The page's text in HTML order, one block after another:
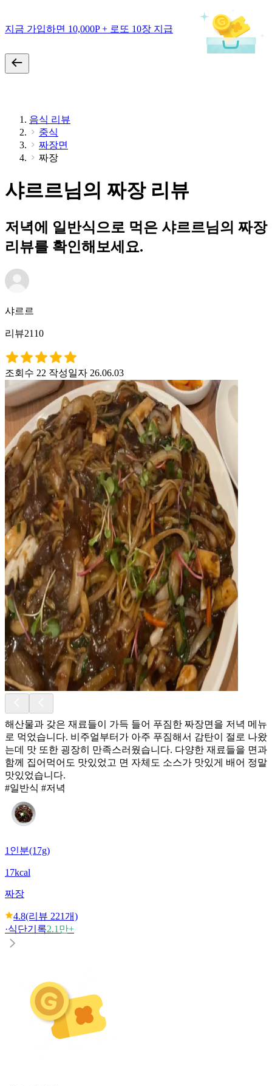
지금 가입하면 10,000P + 로또 10장 지급
음식 리뷰
중식
짜장면
짜장
샤르르님의 짜장 리뷰
저녁에 일반식으로 먹은 샤르르님의 짜장
리뷰를 확인해보세요.
샤르르
리뷰2110
조회수 22 작성일자 26.06.03
해산물과 갖은 재료들이 가득 들어 푸짐한 짜장면을 저녁 메뉴
로 먹었습니다. 비주얼부터가 아주 푸짐해서 감탄이 절로 나왔
는데 맛 또한 굉장히 만족스러웠습니다. 다양한 재료들을 면과
함께 집어먹어도 맛있었고 면 자체도 소스가 맛있게 배어 정말
맛있었습니다.
#일반식 #저녁
1인분(17g)
17kcal
짜장
4.8(리뷰 221개)
·식단기록2.1만+